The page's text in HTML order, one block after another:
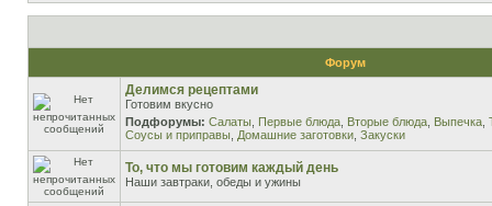
Форум
Делимся рецептами
Готовим вкусно
Подфорумы: Салаты Первые блюда Вторые блюда Выпечка
Соусы и приправы Домашние заготовки Закуски
То, что мы готовим каждый день
Наши завтраки, обеды и ужины